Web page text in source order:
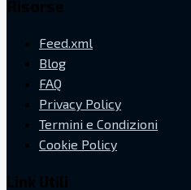
Feed.xml
Blog
FAQ
Privacy Policy
Termini e Condizioni
Cookie Policy